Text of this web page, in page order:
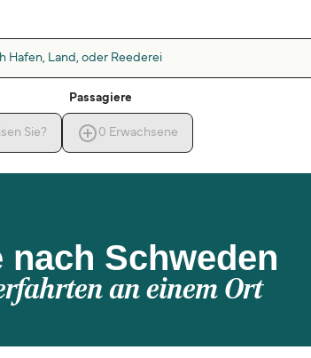
nach Schweden
an einem Ort
Hafen, Land, oder Reederei
Sie?
Passagiere
0 Erwachsene